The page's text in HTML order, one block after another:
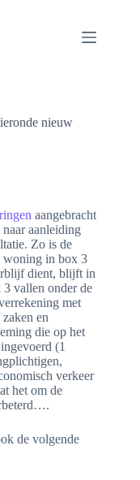
nieuw
aangebracht
aanleiding
Zo is de
woning in box 3
dient, blijft in
vallen onder de
met
en
die op het
(1
verkeer
het om de
de volgende